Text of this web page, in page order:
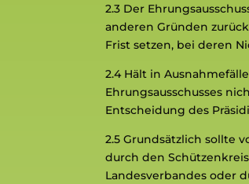
2.3 Der
anderen Gründen
Frist setzen, bei deren
2.4 Hält in
Ehrungsausschusses
Entscheidung des
2.5 Grundsätzlich sollte
durch den
Landesverbandes oder